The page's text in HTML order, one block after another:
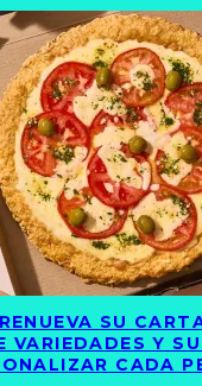
SU
VARIEDADES Y
CADA